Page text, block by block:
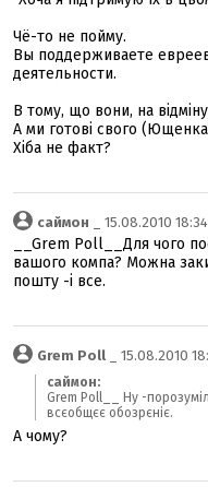
Чё-то не пойму.
Вы поддерживаете
деятельности.
В тому, що вони, на
А ми готові свого
Хіба не факт?
саймон _ 15.08.2010 18:34
__Grem Poll__Для чого
вашого компа? Можна
пошту -і все.
Grem Poll _ 15.08.2010
саймон:
Grem Poll__ Ну -
всєобщєє обозрєніє.
А чому?